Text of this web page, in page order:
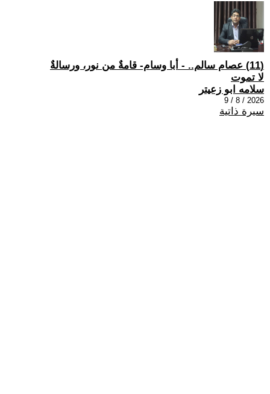
(11) عصام سالم.. - أبا وسام- قامةٌ من نور، ورسالةٌ
لا تموت
سلامه ابو زعيتر
2026 / 8 / 9
سيرة ذاتية